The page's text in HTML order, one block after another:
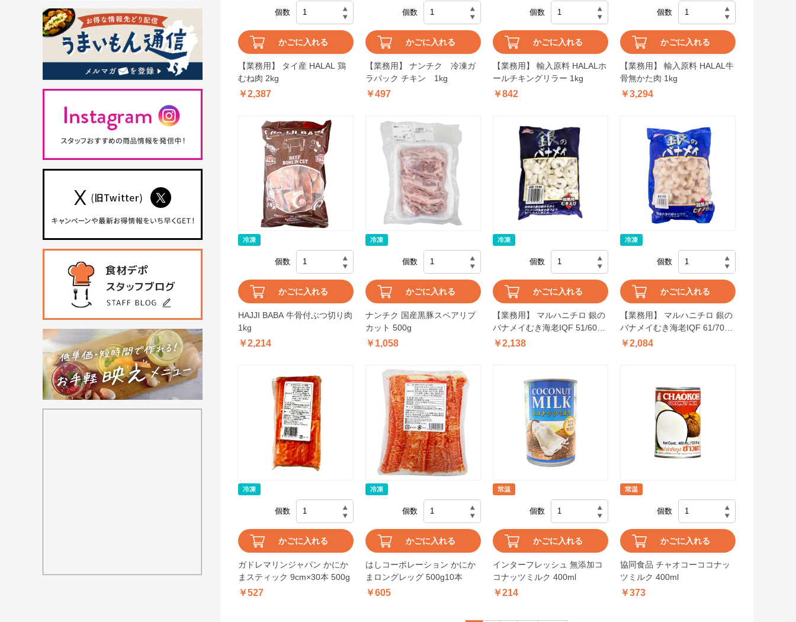
【業務用】 タイ産 HALAL 鶏
むね肉 2kg
￥2,387
個数
かごに入れる
【業務用】 ナンチク 冷凍ガ
ラパック チキン 1kg
￥497
個数
かごに入れる
【業務用】 輸入原料 HALALホ
ールチキングリラー 1kg
￥842
個数
かごに入れる
【業務用】 輸入原料 HALAL牛
骨無かた肉 1kg
￥3,294
個数
かごに入れる
HAJJI BABA 牛骨付ぶつ切り肉
1kg
￥2,214
個数
かごに入れる
ナンチク 国産黒豚スペアリブ
カット 500g
￥1,058
個数
かごに入れる
【業務用】 マルハニチロ 銀の
バナメイむき海老IQF 51/60
1kg
￥2,138
個数
かごに入れる
【業務用】 マルハニチロ 銀の
バナメイむき海老IQF 61/70
1kg
￥2,084
個数
かごに入れる
ガドレマリンジャパン かにか
まスティック 9cm×30本 500g
￥527
個数
かごに入れる
はしコーポレーション かにか
まロングレッグ 500g10本
￥605
個数
かごに入れる
インターフレッシュ 無添加コ
コナッツミルク 400ml
￥214
個数
かごに入れる
協同食品 チャオコーココナッ
ツミルク 400ml
￥373
個数
かごに入れる